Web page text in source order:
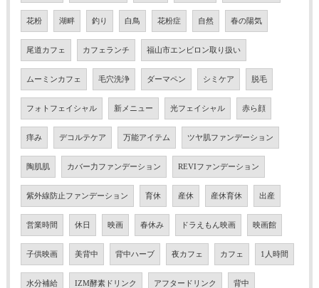
花粉 湖畔 釣り 白鳥 花粉症 自然 春の陽気
尾道カフェ カフェランチ 福山市エンビロン取り扱い
ムーミンカフェ 毛穴洗浄 ダーマペン シミケア 脱毛
フォトフェイシャル 新メニュー 光フェイシャル 赤ら顔
痒み デコルテケア 万能アイテム ツヤ肌ファンデーション
陶肌肌 カバー力ファンデーション REVIファンデーション
紫外線防止ファンデーション 育休 産休 産休育休 出産
営業時間 休日 映画 春休み ドラえもん映画 映画館
子供映画 美背中 背中ハーブ 夜カフェ カフェ 1人時間
水分補給 IZM酵素ドリンク アフタードリンク 背中